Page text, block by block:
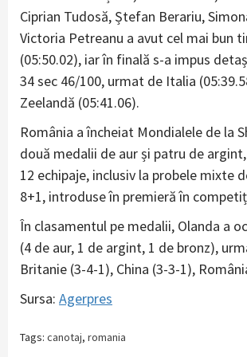
Ciprian Tudosă, Ștefan Berariu,
Victoria Petreanu a avut cel mai bun
(05:50.02), iar în finală s-a impus
34 sec 46/100, urmat de Italia
Zeelandă (05:41.06).
România a încheiat Mondialele de la
două medalii de aur și patru de
12 echipaje, inclusiv la probele mixte
8+1, introduse în premieră în
În clasamentul pe medalii, Olanda a
(4 de aur, 1 de argint, 1 de bronz),
Britanie (3-4-1), China (3-3-1),
Sursa: Agerpres
Tags: canotaj, romania